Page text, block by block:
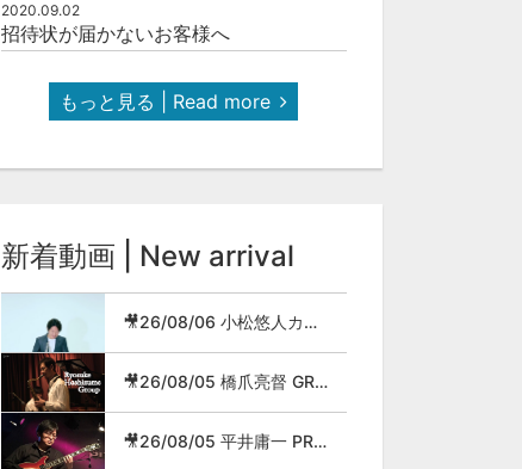
2020.09.02
招待状が届かないお客様へ
もっと見る | Read more
新着動画 | New arrival
🎥26/08/06 小松悠人カルテット
🎥26/08/05 橋爪亮督 GROUP
🎥26/08/05 平井庸一 PROG JAZZ METAL BAND